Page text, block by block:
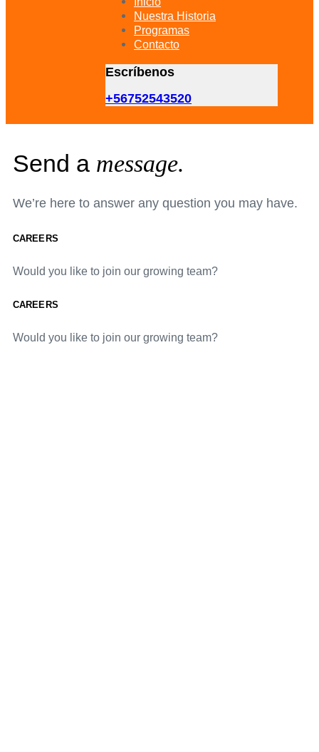
Nuestra Historia
Programas
Contacto
Escríbenos
+56752543520
Send a message.
We’re here to answer any question you may have.
CAREERS
Would you like to join our growing team?
CAREERS
Would you like to join our growing team?